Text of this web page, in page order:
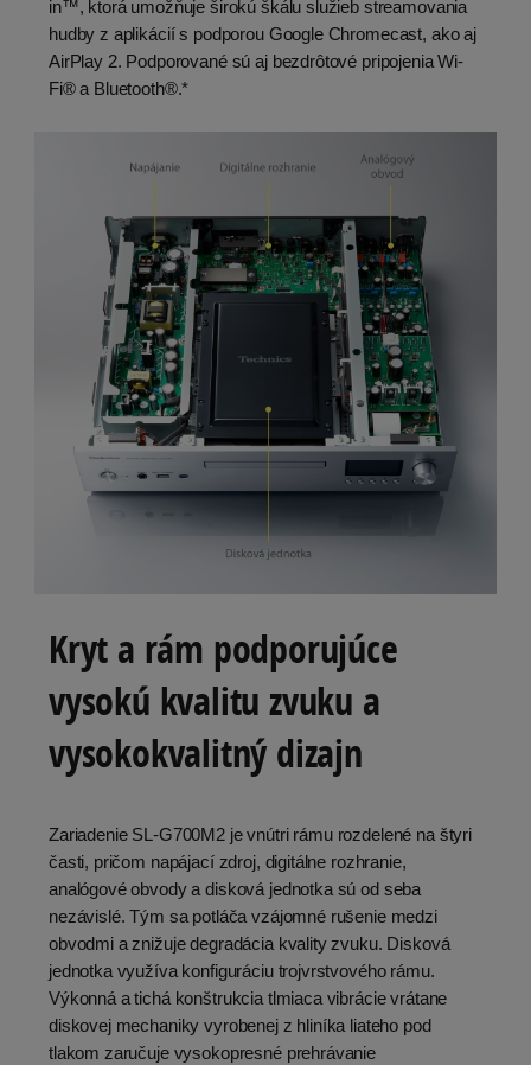
in™, ktorá umožňuje širokú škálu služieb streamovania
hudby z aplikácií s podporou Google Chromecast, ako aj
AirPlay 2. Podporované sú aj bezdrôtové pripojenia Wi-
Fi® a Bluetooth®.*
Kryt a rám podporujúce
vysokú kvalitu zvuku a
vysokokvalitný dizajn
Zariadenie SL-G700M2 je vnútri rámu rozdelené na štyri
časti, pričom napájací zdroj, digitálne rozhranie,
analógové obvody a disková jednotka sú od seba
nezávislé. Tým sa potláča vzájomné rušenie medzi
obvodmi a znižuje degradácia kvality zvuku. Disková
jednotka využíva konfiguráciu trojvrstvového rámu.
Výkonná a tichá konštrukcia tlmiaca vibrácie vrátane
diskovej mechaniky vyrobenej z hliníka liateho pod
tlakom zaručuje vysokopresné prehrávanie